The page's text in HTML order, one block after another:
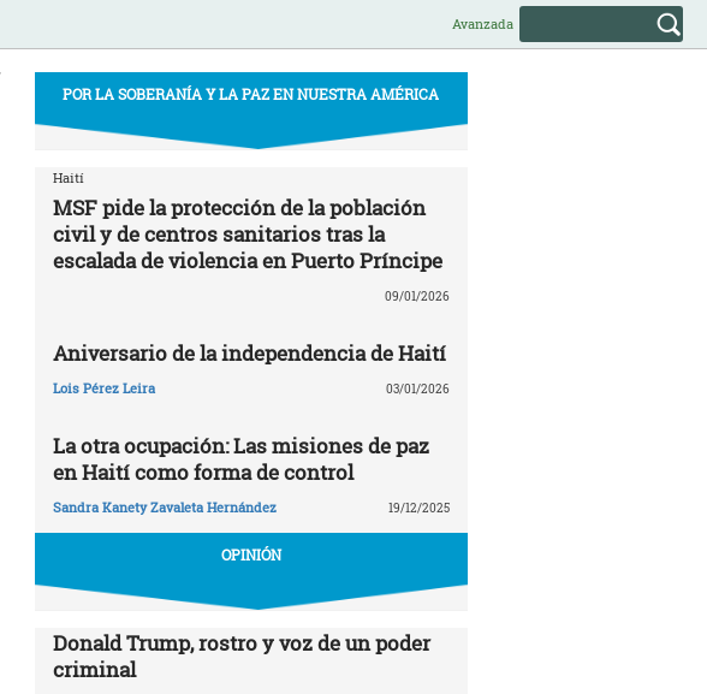
Avanzada
POR LA SOBERANÍA Y LA PAZ EN NUESTRA AMÉRICA
Haití
MSF pide la protección de la población
civil y de centros sanitarios tras la
escalada de violencia en Puerto Príncipe
09/01/2026
Aniversario de la independencia de Haití
Lois Pérez Leira 03/01/2026
La otra ocupación: Las misiones de paz
en Haití como forma de control
Sandra Kanety Zavaleta Hernández 19/12/2025
OPINIÓN
Donald Trump, rostro y voz de un poder
criminal